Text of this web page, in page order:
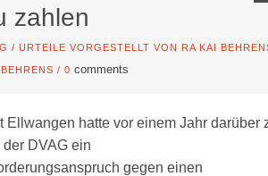
zahlen
/ URTEILE VORGESTELLT VON RA KAI
/ 0 comments
Ellwangen hatte vor einem Jahr darüber
DVAG ein
gegen einen